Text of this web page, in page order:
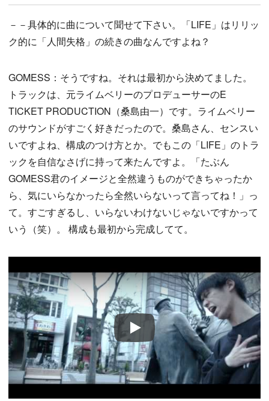
－－具体的に曲について聞せて下さい。「LIFE」はリリッ
ク的に「人間失格」の続きの曲なんですよね？
GOMESS：そうですね。それは最初から決めてました。
トラックは、元ライムベリーのプロデューサーのE
TICKET PRODUCTION（桑島由一）です。ライムベリー
のサウンドがすごく好きだったので。桑島さん、センスい
いですよね、構成のつけ方とか。でもこの「LIFE」のトラ
ックを自信なさげに持って来たんですよ。「たぶん
GOMESS君のイメージと全然違うものができちゃったか
ら、気にいらなかったら全然いらないって言ってね！」っ
て。すごすぎるし、いらないわけないじゃないですかって
いう（笑）。 構成も最初から完成してて。
Play